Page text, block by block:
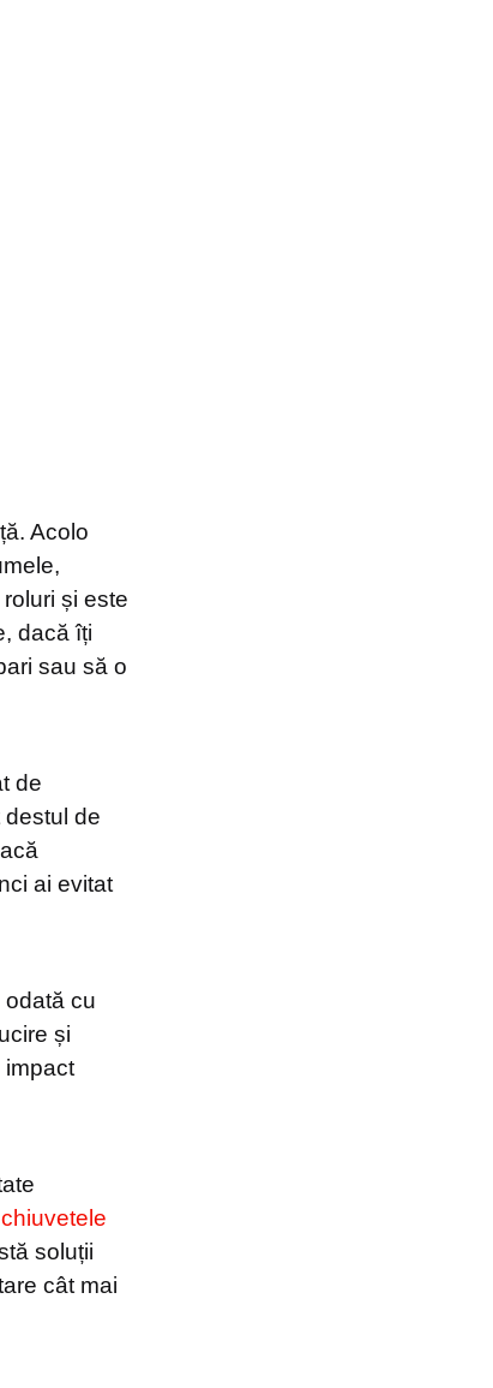
Acolo
și este
dacă îți
sau să o
de
de
ai evitat
odată cu
și
impact
chiuvetele
soluții
cât mai